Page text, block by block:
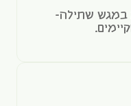
במגש שתילה-